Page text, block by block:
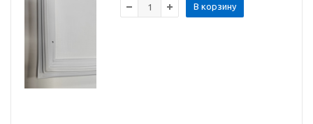
В корзину